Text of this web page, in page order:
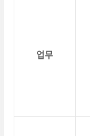
업무